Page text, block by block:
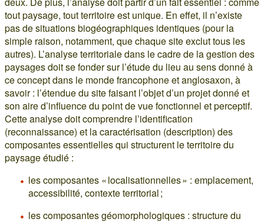
tout paysage, tout territoire est unique. En effet, il n’existe
pas de situations biogéographiques identiques (pour la
simple raison, notamment, que chaque site exclut tous les
autres). L’analyse territoriale dans le cadre de la gestion des
paysages doit se fonder sur l’étude du lieu au sens donné à
ce concept dans le monde francophone et anglosaxon, à
savoir : l’étendue du site faisant l’objet d’un projet donné et
son aire d’influence du point de vue fonctionnel et perceptif.
Cette analyse doit comprendre l’identification
(reconnaissance) et la caractérisation (description) des
composantes essentielles qui structurent le territoire du
paysage étudié :
les composantes « localisationnelles » : emplacement,
accessibilité, contexte territorial ;
les composantes géomorphologiques : structure du